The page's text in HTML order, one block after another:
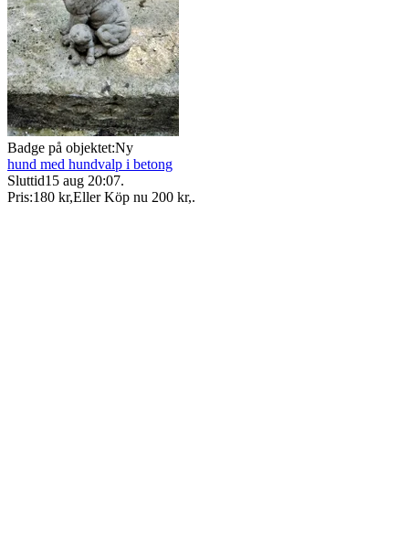
Badge på objektet:Ny
hund med hundvalp i betong
Sluttid15 aug 20:07.
Pris:180 kr,Eller Köp nu 200 kr,.